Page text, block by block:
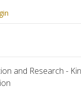
and Research -